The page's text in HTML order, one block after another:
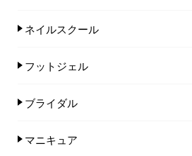
ネイルスクール
フットジェル
ブライダル
マニキュア